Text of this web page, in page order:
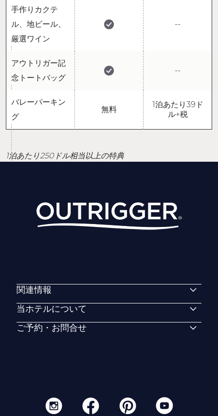
手作りカクテ
ル、地ビール、
厳選ワイン
--
アウトリガー記
念トートバッグ
--
バレーパーキン
グ
無料
1泊あたり39ド
ル+税
1泊あたり250ドル相当以上の特典
関連情報
当ホテルについて
ご予約・お問合せ